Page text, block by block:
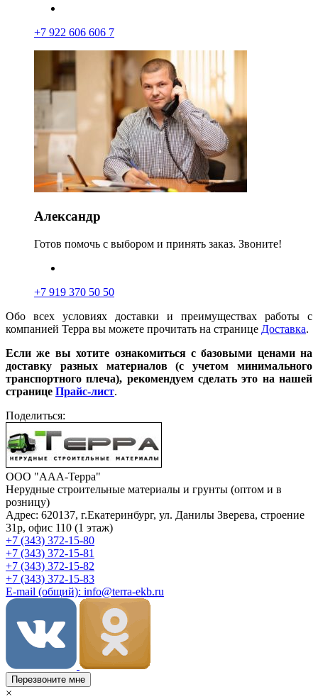
+7 922 606 606 7
Александр
Готов помочь с выбором и принять заказ. Звоните!
+7 919 370 50 50
Обо всех условиях доставки и преимуществах работы с
компанией Терра вы можете прочитать на странице Доставка.
Если же вы хотите ознакомиться с базовыми ценами на
доставку разных материалов (с учетом минимального
транспортного плеча), рекомендуем сделать это на нашей
странице Прайс-лист.
Поделиться:
ООО "ААА-Терра"
Нерудные строительные материалы и грунты (оптом и в
розницу)
Адрес: 620137, г.Екатеринбург, ул. Данилы Зверева, строение
31р, офис 110 (1 этаж)
+7 (343) 372-15-80
+7 (343) 372-15-81
+7 (343) 372-15-82
+7 (343) 372-15-83
E-mail (общий): info@terra-ekb.ru
Перезвоните мне
×